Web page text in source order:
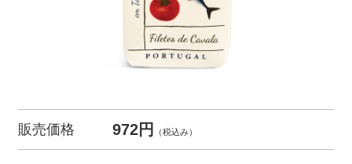
販売価格 972円 （税込み）